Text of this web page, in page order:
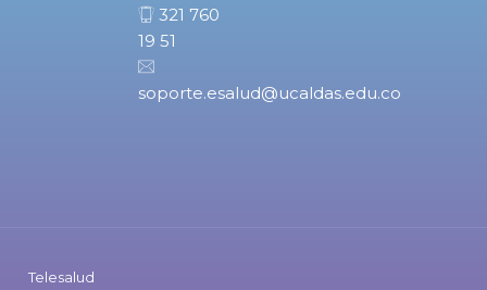
321 760
19 51
soporte.esalud@ucaldas.edu.co
Telesalud